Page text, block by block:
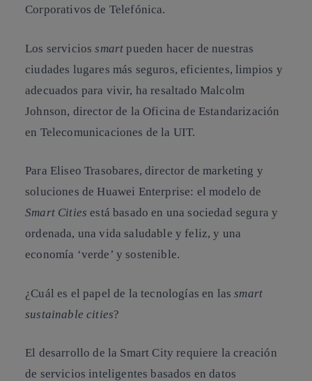
Corporativos de Telefónica.
Los servicios smart pueden hacer de nuestras
ciudades lugares más seguros, eficientes, limpios y
adecuados para vivir, ha resaltado Malcolm
Johnson, director de la Oficina de Estandarización
en Telecomunicaciones de la UIT.
Para Eliseo Trasobares, director de marketing y
soluciones de Huawei Enterprise: el modelo de
Smart Cities está basado en una sociedad segura y
ordenada, una vida saludable y feliz, y una
economía ‘verde’ y sostenible.
¿Cuál es el papel de la tecnologías en lassmart
sustainable cities?
El desarrollo de la Smart City requiere la creación
de servicios inteligentes basados en datos